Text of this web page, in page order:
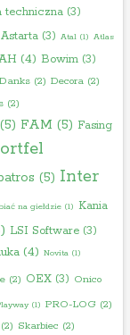
techniczna(3)
Astarta(3) Atal(1) Atlas
(4) Bowim(3)
Danks(2) Decora(2)
(2)
FAM (5) Fasing
(5) Inter
na giełdzie(1) Kania
LSI Software(3)
(4) Novita(1)
(2) OEX(3) Onico
(1) PRO-LOG (2)
Skarbiec (2)